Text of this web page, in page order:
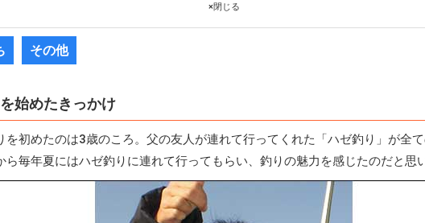
×閉じる
その他
始めたきっかけ
を初めたのは3歳のころ。父の友人が連れて行ってくれた「ハゼ釣り」が全
ら毎年夏にはハゼ釣りに連れて行ってもらい、釣りの魅力を感じたのだと思